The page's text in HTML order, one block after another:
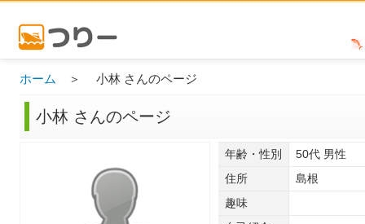
ホーム ＞ 小林 さんのページ
小林 さんのページ
年齢・性別
50代 男性
住所
島根
趣味